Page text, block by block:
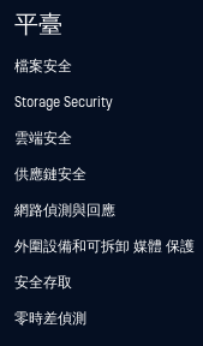
平臺
檔案安全
Storage Security
雲端安全
供應鏈安全
網路偵測與回應
外圍設備和可拆卸 媒體 保護
安全存取
零時差偵測